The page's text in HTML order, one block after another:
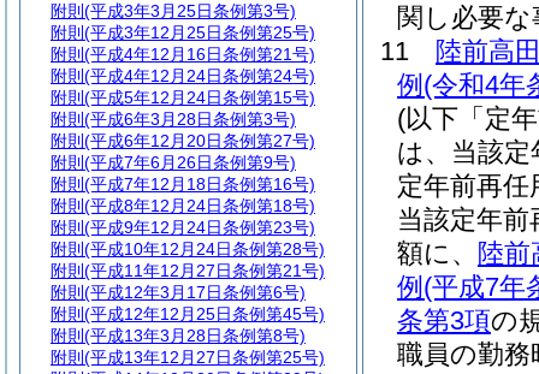
関し必要
11
陸前高
例 (令和4年
(以下「定
は、当該
定年前再
当該定年
額に、 陸
例 (平成7年
条第3項の
職員の勤務
附則 (平成3年3月25日条例第3号)
附則 (平成3年12月25日条例第25号)
附則 (平成4年12月16日条例第21号)
附則 (平成4年12月24日条例第24号)
附則 (平成5年12月24日条例第15号)
附則 (平成6年3月28日条例第3号)
附則 (平成6年12月20日条例第27号)
附則 (平成7年6月26日条例第9号)
附則 (平成7年12月18日条例第16号)
附則 (平成8年12月24日条例第18号)
附則 (平成9年12月24日条例第23号)
附則 (平成10年12月24日条例第28号)
附則 (平成11年12月27日条例第21号)
附則 (平成12年3月17日条例第6号)
附則 (平成12年12月25日条例第45号)
附則 (平成13年3月28日条例第8号)
附則 (平成13年12月27日条例第25号)